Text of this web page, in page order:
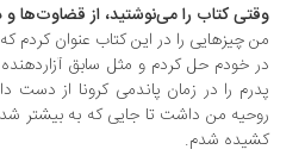
کتاب را می‌نوشتید، از قضاوت‌ها و داوری
چیزهایی را در این کتاب عنوان کردم که این
خودم حل کردم و مثل سابق آزاردهنده نیست.
را در زمان پاندمی کرونا از دست دادم؛
من داشت تا جایی که به بیشتر شدن
شدم.